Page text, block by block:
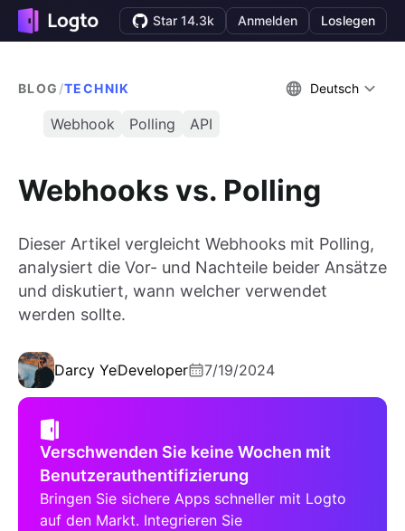
Star 14.3k Anmelden Loslegen
BLOG /TECHNIK Deutsch
Webhook Polling API
Webhooks vs. Polling
Dieser Artikel vergleicht Webhooks mit Polling,
analysiert die Vor- und Nachteile beider Ansätze
und diskutiert, wann welcher verwendet
werden sollte.
Darcy YeDeveloper 7/19/2024
Verschwenden Sie keine Wochen mit
Benutzerauthentifizierung
Bringen Sie sichere Apps schneller mit Logto
auf den Markt. Integrieren Sie